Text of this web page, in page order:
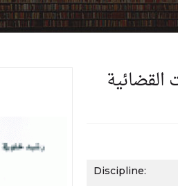
القضائية
Discipline: